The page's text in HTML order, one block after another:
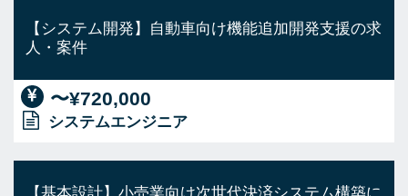
【システム開発】自動車向け機能追加開発支援の求
人・案件
〜¥720,000
システムエンジニア
【基本設計】小売業向け次世代決済システム構築に